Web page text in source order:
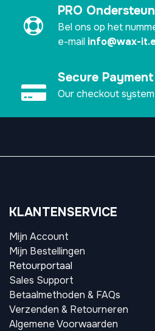
PRO
Bel ons op het
e-mail info@wax-
Secure Payment
Our checkout
KLANTENSERVICE
Mijn Account
Mijn Bestellingen
Retourportaal
Sales Support
Betaalmethoden & FAQs
Verzenden & Retourneren
Algemene Voorwaarden